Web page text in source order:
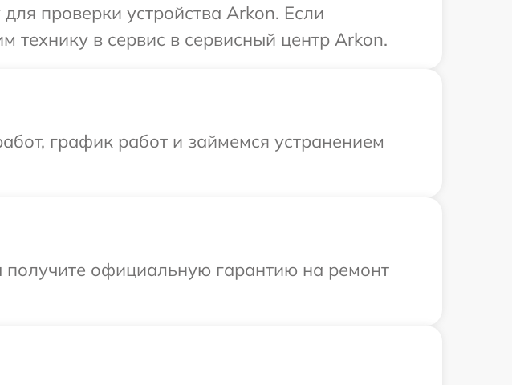
проверки устройства Arkon. Если
технику в сервис в сервисный центр Arkon.
график работ и займемся устранением
получите официальную гарантию на ремонт